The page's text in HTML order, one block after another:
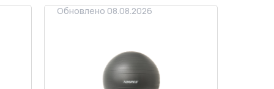
Обновлено 08.08.2026